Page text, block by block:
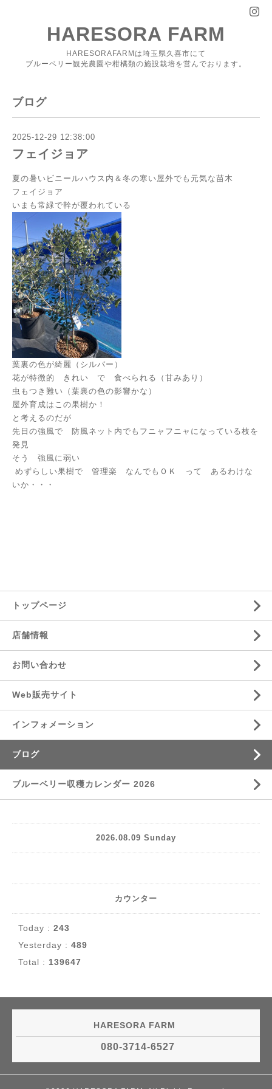
HARESORA FARM
HARESORAFARMは埼玉県久喜市にて
ブルーベリー観光農園や柑橘類の施設栽培を営んでおります。
ブログ
2025-12-29 12:38:00
フェイジョア
夏の暑いビニールハウス内＆冬の寒い屋外でも元気な苗木
フェイジョア
いまも常緑で幹が覆われている
葉裏の色が綺麗（シルバー）
花が特徴的 きれい で 食べられる（甘みあり）
虫もつき難い（葉裏の色の影響かな）
屋外育成はこの果樹か！
と考えるのだが
先日の強風で 防風ネット内でもフニャフニャになっている枝を
発見
そう 強風に弱い
めずらしい果樹で 管理楽 なんでもＯＫ って あるわけな
いか・・・
トップページ
店舗情報
お問い合わせ
Web販売サイト
インフォメーション
ブログ
ブルーベリー収穫カレンダー 2026
2026.08.09 Sunday
カウンター
Today : 243
Yesterday : 489
Total : 139647
HARESORA FARM
080-3714-6527